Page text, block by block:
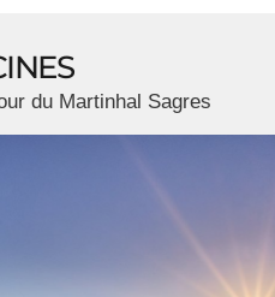
du Martinhal Sagres